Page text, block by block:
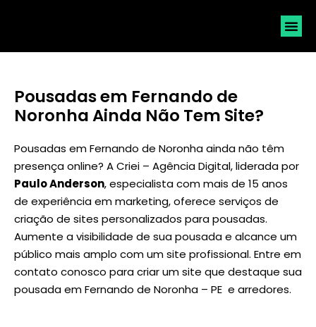
Pousadas em Fernando de
Noronha Ainda Não Tem Site?
Pousadas em Fernando de Noronha ainda não têm
presença online? A Criei – Agência Digital, liderada por
Paulo Anderson, especialista com mais de 15 anos
de experiência em marketing, oferece serviços de
criação de sites personalizados para pousadas.
Aumente a visibilidade de sua pousada e alcance um
público mais amplo com um site profissional. Entre em
contato conosco para criar um site que destaque sua
pousada em Fernando de Noronha – PE e arredores.